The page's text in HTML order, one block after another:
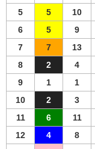
5
5 10
6
5 9
7
7 13
8
2 4
9
1 1
10
2 3
11
6 11
12
4 8